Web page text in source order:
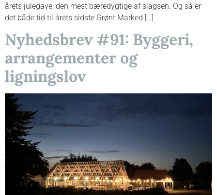
årets julegave, den mest bæredygtige af slagsen. Og så er
det både tid til årets sidste Grønt Marked […]
Nyhedsbrev #91: Byggeri,
arrangementer og
ligningslov